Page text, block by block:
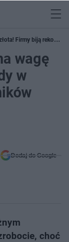
Firmy biją rekordy
wagę
w
Dodaj do Google
choć